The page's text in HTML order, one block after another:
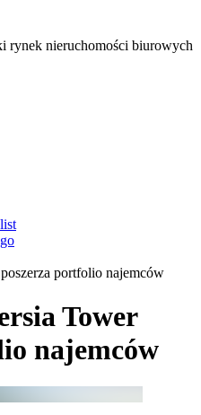
rynek nieruchomości biurowych
portfolio najemców
Tower
najemców